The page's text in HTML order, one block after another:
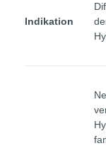
Indikation